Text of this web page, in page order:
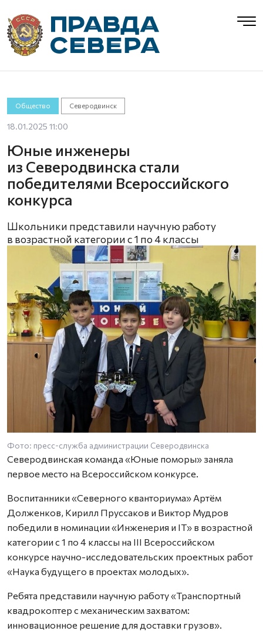
Общество Северодвинск
18.01.2025 11:00
Юные инженеры
из Северодвинска стали
победителями Всероссийского
конкурса
Школьники представили научную работу
в возрастной категории с 1 по 4 классы
Фото: пресс-служба администрации Северодвинска
Северодвинская команда «Юные поморы» заняла
первое место на Всероссийском конкурсе.
Воспитанники «Северного кванториума» Артём
Долженков, Кирилл Пруссаков и Виктор Мудров
победили в номинации «Инженерия и IT» в возрастной
категории с 1 по 4 классы на III Всероссийском
конкурсе научно-исследовательских проектных работ
«Наука будущего в проектах молодых».
Ребята представили научную работу «Транспортный
квадрокоптер с механическим захватом:
инновационное решение для доставки грузов».